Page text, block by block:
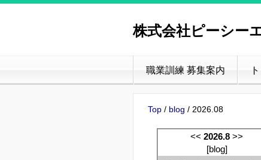
株式会社ピーシー
職業訓練 募集案内
Top / blog / 2026.08
<< 2026.8 >>
[blog]